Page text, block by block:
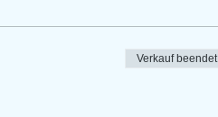
Verkauf beendet